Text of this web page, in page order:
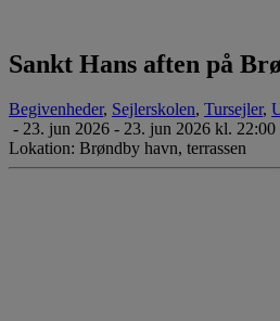
Sankt Hans aften på
Begivenheder, Sejlerskolen, Tursejler,
- 23. jun 2026 - 23. jun 2026 kl. 22:00
Lokation: Brøndby havn, terrassen